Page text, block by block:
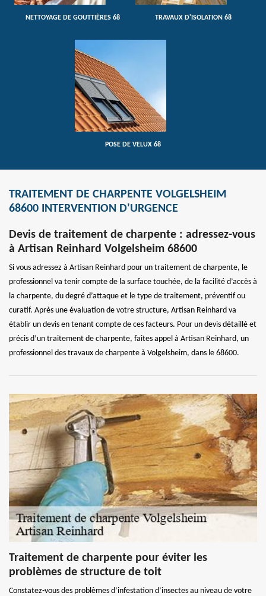
NETTOYAGE DE GOUTTIÈRES 68 TRAVAUX D'ISOLATION 68
POSE DE VELUX 68
TRAITEMENT DE CHARPENTE VOLGELSHEIM
68600 INTERVENTION D'URGENCE
Devis de traitement de charpente : adressez-vous
à Artisan Reinhard Volgelsheim 68600
Si vous adressez à Artisan Reinhard pour un traitement de charpente, le
professionnel va tenir compte de la surface touchée, de la facilité d’accès à
la charpente, du degré d’attaque et le type de traitement, préventif ou
curatif. Après une évaluation de votre structure, Artisan Reinhard va
établir un devis en tenant compte de ces facteurs. Pour un devis détaillé et
précis d’un traitement de charpente, faites appel à Artisan Reinhard, un
professionnel des travaux de charpente à Volgelsheim, dans le 68600.
Traitement de charpente pour éviter les
problèmes de structure de toit
Constatez-vous des problèmes d’infestation d’insectes au niveau de votre